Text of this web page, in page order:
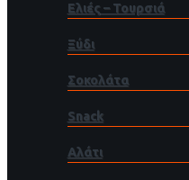
Ελιές – Τουρσιά
Ξύδι
Σοκολάτα
Snack
Αλάτι